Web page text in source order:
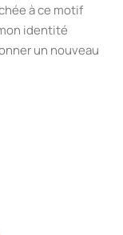
à ce motif
identité
un nouveau